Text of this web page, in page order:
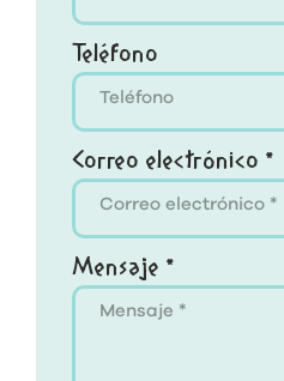
Teléfono
Correo electrónico *
Mensaje *